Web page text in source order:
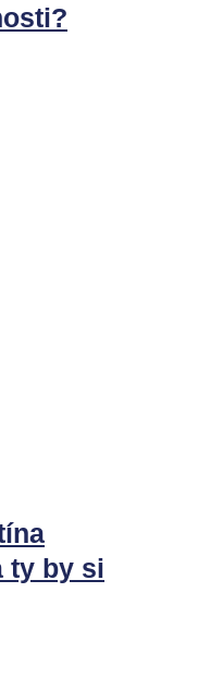
ty by si